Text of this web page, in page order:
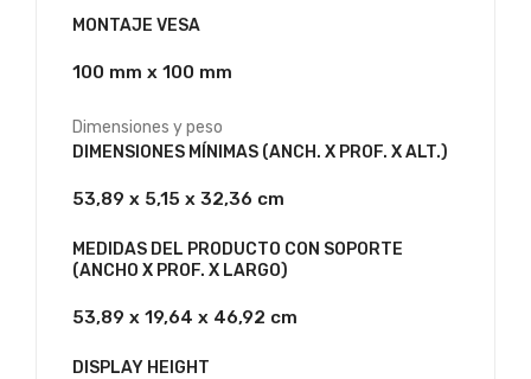
MONTAJE VESA
100 mm x 100 mm
Dimensiones y peso
DIMENSIONES MÍNIMAS (ANCH. X PROF. X ALT.)
53,89 x 5,15 x 32,36 cm
MEDIDAS DEL PRODUCTO CON SOPORTE
(ANCHO X PROF. X LARGO)
53,89 x 19,64 x 46,92 cm
DISPLAY HEIGHT